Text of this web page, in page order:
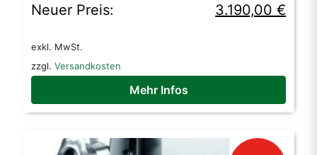
Preis
3.490,00 €
Neuer Preis: 3.190,00 €
Preis
3.190,00 €.
exkl. MwSt.
zzgl. Versandkosten
Mehr Infos